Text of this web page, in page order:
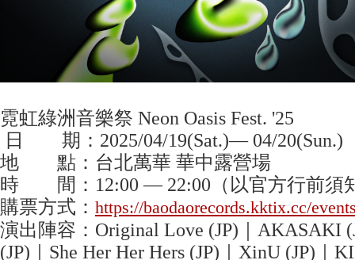
霓虹綠洲音樂祭 Neon Oasis Fest. '25
日 期：2025/04/19(Sat.)— 04/20(Sun.)
地 點：台北萬華 華中露營場
時 間：12:00 — 22:00（以官方行前須
購票方式： https://baodaorecords.kktix.cc/
演出陣容：Original Love (JP)｜AKASAKI
(JP)｜She Her Her Hers (JP)｜XinU (JP)｜